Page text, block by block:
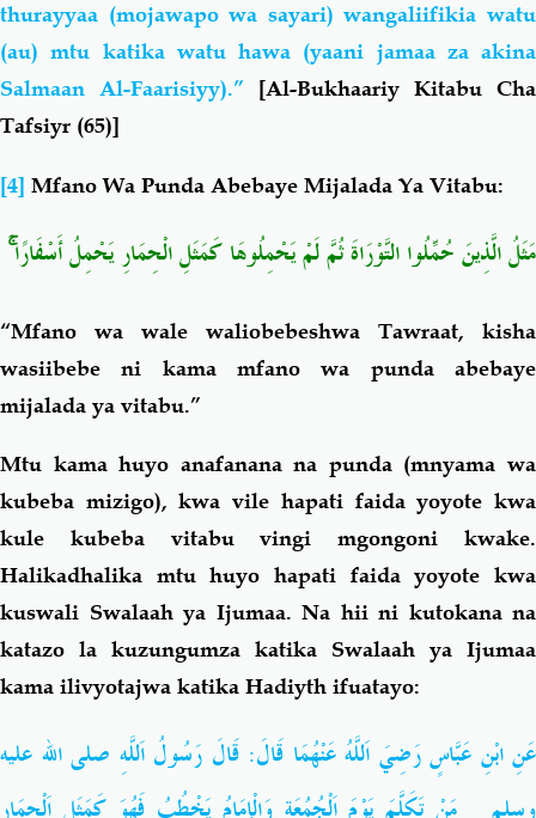
thurayyaa (mojawapo wa sayari) wangaliifikia watu
(au) mtu katika watu hawa (yaani jamaa za akina
Salmaan Al-Faarisiyy).” [Al-Bukhaariy Kitabu Cha
Tafsiyr (65)]
[4] Mfano Wa Punda Abebaye Mijalada Ya Vitabu:
مَثَلُ الَّذِينَ حُمِّلُوا التَّوْرَاةَ ثُمَّ لَمْ يَحْمِلُوهَا كَمَثَلِ الْحِمَارِ يَحْمِلُ أَسْفَارًاۚ
“Mfano wa wale waliobebeshwa Tawraat, kisha
wasiibebe ni kama mfano wa punda abebaye
mijalada ya vitabu.”
Mtu kama huyo anafanana na punda (mnyama wa
kubeba mizigo), kwa vile hapati faida yoyote kwa
kule kubeba vitabu vingi mgongoni kwake.
Halikadhalika mtu huyo hapati faida yoyote kwa
kuswali Swalaah ya Ijumaa. Na hii ni kutokana na
katazo la kuzungumza katika Swalaah ya Ijumaa
kama ilivyotajwa katika Hadiyth ifuatayo:
عَنِ ابْنِ عَبَّاسٍ رَضِيَ اَللَّهُ عَنْهُمَا قَالَ: قَالَ رَسُولُ اَللَّهِ صلى الله عليه